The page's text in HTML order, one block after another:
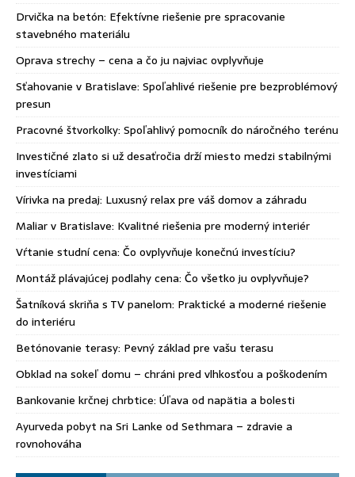
Drvička na betón: Efektívne riešenie pre spracovanie
stavebného materiálu
Oprava strechy – cena a čo ju najviac ovplyvňuje
Sťahovanie v Bratislave: Spoľahlivé riešenie pre bezproblémový
presun
Pracovné štvorkolky: Spoľahlivý pomocník do náročného terénu
Investičné zlato si už desaťročia drží miesto medzi stabilnými
investíciami
Vírivka na predaj: Luxusný relax pre váš domov a záhradu
Maliar v Bratislave: Kvalitné riešenia pre moderný interiér
Vŕtanie studní cena: Čo ovplyvňuje konečnú investíciu?
Montáž plávajúcej podlahy cena: Čo všetko ju ovplyvňuje?
Šatníková skriňa s TV panelom: Praktické a moderné riešenie
do interiéru
Betónovanie terasy: Pevný základ pre vašu terasu
Obklad na sokeľ domu – chráni pred vlhkosťou a poškodením
Bankovanie krčnej chrbtice: Úľava od napätia a bolesti
Ayurveda pobyt na Sri Lanke od Sethmara – zdravie a
rovnohováha